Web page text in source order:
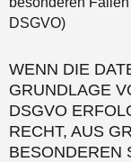
DSGVO)
WENN DIE
GRUNDLAGE
DSGVO
RECHT, AUS
BESONDEREN